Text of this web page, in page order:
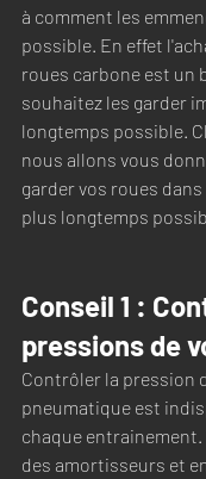
à comment les
possible. En effet
roues carbone est un
souhaitez les garder
longtemps possible.
nous allons vous
garder vos roues
plus longtemps
Conseil 1 :
pressions de
Contrôler la pression
pneumatique est
chaque
des amortisseurs et